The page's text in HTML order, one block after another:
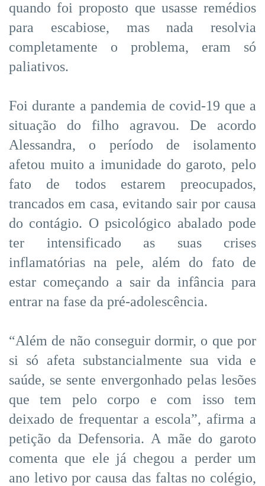
quando foi proposto que usasse remédios
para escabiose, mas nada resolvia
completamente o problema, eram só
paliativos.
Foi durante a pandemia de covid-19 que a
situação do filho agravou. De acordo
Alessandra, o período de isolamento
afetou muito a imunidade do garoto, pelo
fato de todos estarem preocupados,
trancados em casa, evitando sair por causa
do contágio. O psicológico abalado pode
ter intensificado as suas crises
inflamatórias na pele, além do fato de
estar começando a sair da infância para
entrar na fase da pré-adolescência.
“Além de não conseguir dormir, o que por
si só afeta substancialmente sua vida e
saúde, se sente envergonhado pelas lesões
que tem pelo corpo e com isso tem
deixado de frequentar a escola”, afirma a
petição da Defensoria. A mãe do garoto
comenta que ele já chegou a perder um
ano letivo por causa das faltas no colégio,